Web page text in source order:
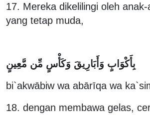
17. Mereka dikelilingi oleh
yang tetap muda,
بِأَكْوَابٍ وَأَبَارِيقَ وَكَأْسٍ مِّن مَّعِينٍ
bi`akwābiw wa abārīqa wa
18. dengan membawa gelas,